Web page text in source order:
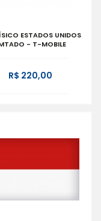
ESTADOS UNIDOS
- T-MOBILE
R$ 220,00